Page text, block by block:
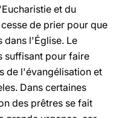
et du
de prier pour que
dans l'Église. Le
suffisant pour faire
de l'évangélisation et
Dans certaines
des prêtres se fait